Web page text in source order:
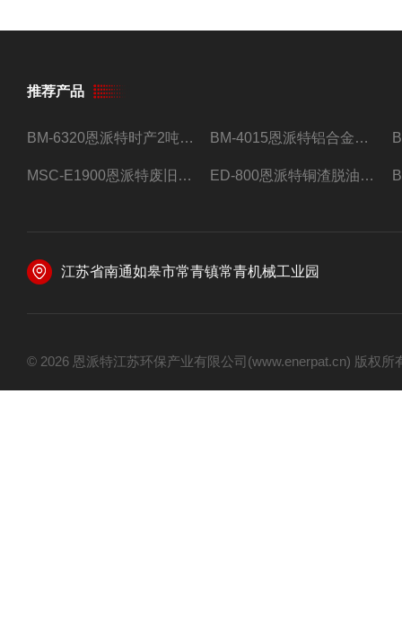
推荐产品
BM-6320恩派特时产2吨合金钢屑压饼机 BM-4015恩派特铝合金屑压饼机 脱油效果好
MSC-E1900恩派特废旧锂电池极片破碎处理设备 ED-800恩派特铜渣脱油机废铜屑铝屑甩油机
江苏省南通如皋市常青镇常青机械工业园
© 2026 恩派特江苏环保产业有限公司(www.enerpat.cn) 版权